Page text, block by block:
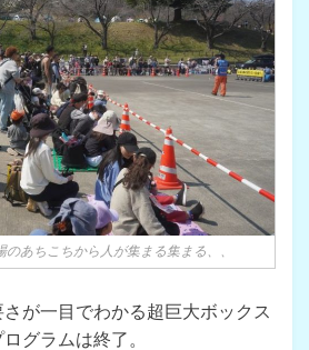
のあちこちから人が集まる集まる、、
が一目でわかる超巨大ボックス
グラムは終了。